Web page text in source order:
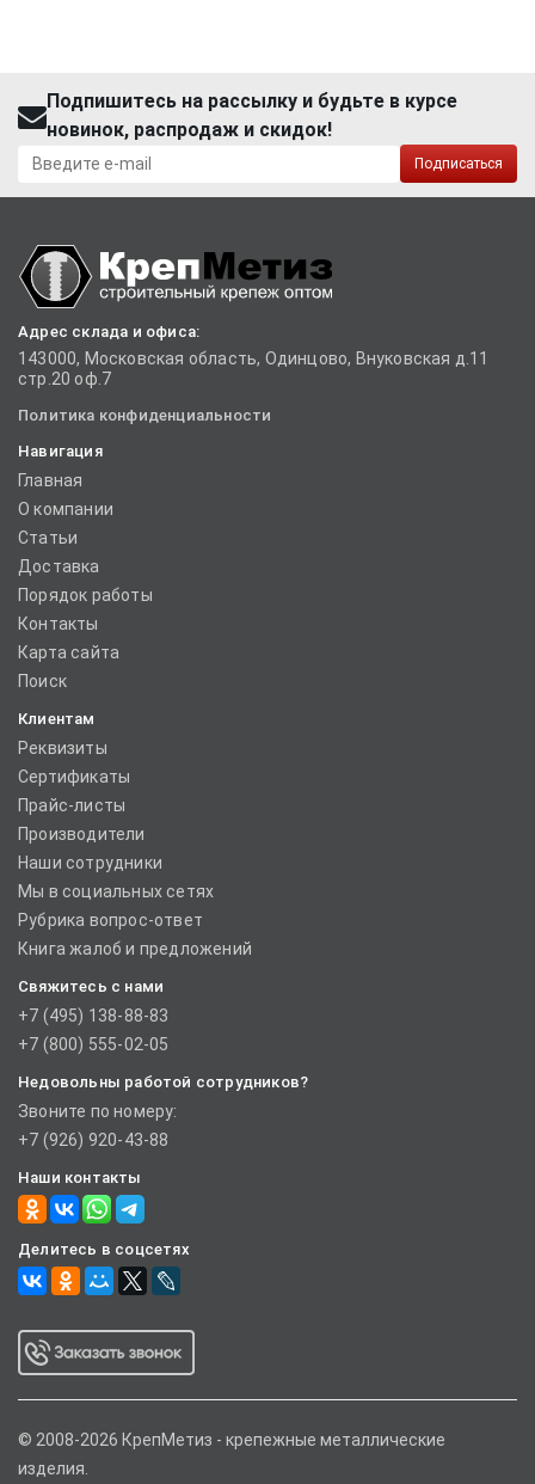
Подпишитесь на рассылку и будьте в курсе
новинок, распродаж и скидок!
Подписаться
Адрес склада и офиса:
143000, Московская область, Одинцово, Внуковская д.11
стр.20 оф.7
Политика конфиденциальности
Навигация
Главная
О компании
Статьи
Доставка
Порядок работы
Контакты
Карта сайта
Поиск
Клиентам
Реквизиты
Сертификаты
Прайс-листы
Производители
Наши сотрудники
Мы в социальных сетях
Рубрика вопрос-ответ
Книга жалоб и предложений
Свяжитесь с нами
+7 (495) 138-88-83
+7 (800) 555-02-05
Недовольны работой сотрудников?
Звоните по номеру:
+7 (926) 920-43-88
Наши контакты
Делитесь в соцсетях
© 2008-2026 КрепМетиз - крепежные металлические
изделия.